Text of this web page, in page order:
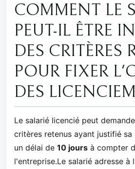
COMMENT LE
PEUT-IL ÊTRE
DES CRITÈRES
POUR FIXER
DES
Le salarié licencié peut
critères retenus ayant justifié sa
un délai de 10 jours à compter
l'entreprise.Le salarié adresse à